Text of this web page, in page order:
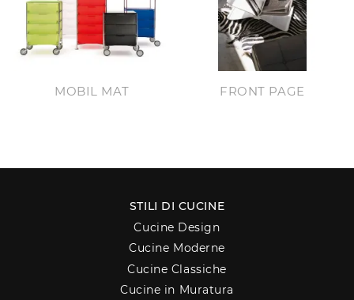
MOBIL MAT FRONT PAGE
STILI DI CUCINE
Cucine Design
Cucine Moderne
Cucine Classiche
Cucine in Muratura